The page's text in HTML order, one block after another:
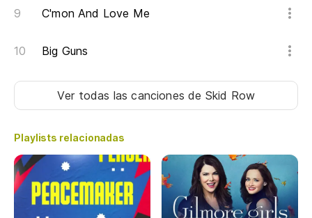
C'mon And Love Me
Big Guns
Ver todas las cancionesde Skid Row
Playlists relacionadas